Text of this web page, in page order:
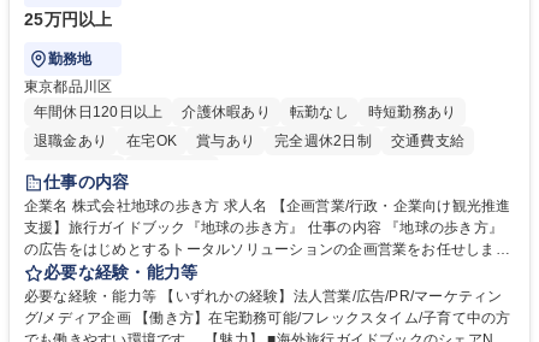
25万円以上
勤務地
東京都品川区
年間休日120日以上
介護休暇あり 転勤なし
時短勤務あり
退職金あり
在宅OK 賞与あり 完全週休2日制
交通費支給
駅近5分以内
仕事の内容
企業名 株式会社地球の歩き方 求人名 【企画営業/行政・企業向け観光推進
支援】旅行ガイドブック『地球の歩き方』 仕事の内容 『地球の歩き方』
の広告をはじめとするトータルソリューションの企画営業をお任せしま
す。クライアントは、観光（海外旅行、国内旅行、インバウンド）で地域
や事業を推進したい国内外の行政や企業です。 【業務詳細】■『地球の歩
き方』は海外旅行ガイドブックのNo.1ブランドであり、国内旅行において
も牽引しております。観光推進支援においても、業界を牽引する意欲的な
必要な経験・能力等
必要な経験・能力等 【いずれかの経験】法人営業/広告/PR/マーケティン
グ/メディア企画 【働き方】在宅勤務可能/フレックスタイム/子育て中の方